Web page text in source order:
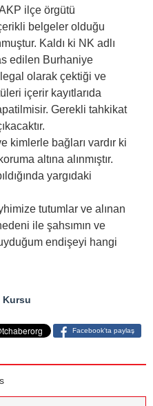
ilçe örgütü
belgeler olduğu
Kaldı ki NK adlı
edilen Burhaniye
olarak çektiği ve
içerir kayıtlarıda
Gerekli tahkikat
kimlerle bağları vardır ki
altına alınmıştır.
yargıdaki
tutumlar ve alınan
ile şahsımın ve
endişeyi hangi
Kursu
Facebook'ta paylaş